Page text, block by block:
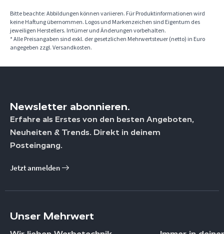
Bitte beachte: Abbildungen können variieren. Für Produktinformationen wird
keine Haftung übernommen. Logos und Markenzeichen sind Eigentum des
jeweiligen Herstellers. Irrtümer und Änderungen vorbehalten.
* Alle Preisangaben sind exkl. der gesetzlichen Mehrwertsteuer (netto) in Euro
angegeben zzgl. Versandkosten.
Newsletter abonnieren.
Erfahre als Erstes von den besten Angeboten,
Neuheiten & Trends. Direkt in deinem
Posteingang.
Jetzt anmelden
Unser Mehrwert